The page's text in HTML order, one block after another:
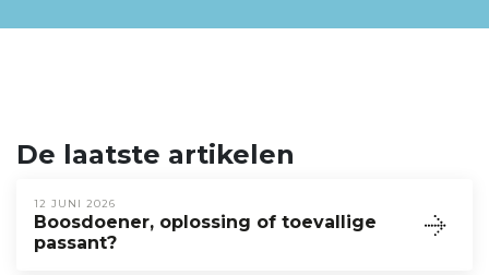
De laatste artikelen
12 JUNI 2026
Boosdoener, oplossing of toevallige
passant?